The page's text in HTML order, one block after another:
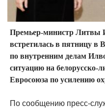
Премьер-министр Литвы
встретилась в пятницу в
по внутренним делам
ситуацию на белорусско-
Евросоюза по усилению
По сообщению пресс-